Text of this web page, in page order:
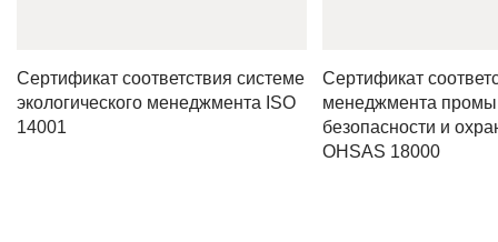
Сертификат соответствия системе
экологического менеджмента ISO
14001
Сертификат
менеджмента
безопасности и
OHSAS 18000